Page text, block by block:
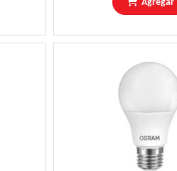
Agregar